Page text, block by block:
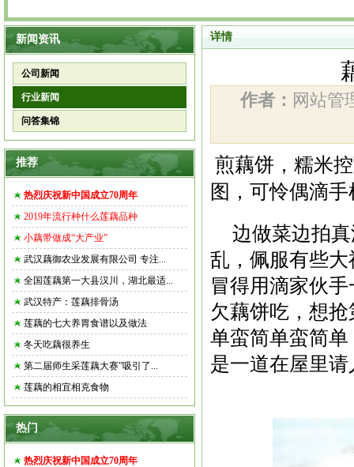
新闻资讯
公司新闻
行业新闻
问答集锦
推荐
热烈庆祝新中国成立70周年
2019年流行种什么莲藕品种
小藕带做成“大产业”
武汉藕御农业发展有限公司 专注...
全国莲藕第一大县汉川，湖北最适...
武汉特产：莲藕排骨汤
莲藕的七大养胃食谱以及做法
冬天吃藕很养生
第二届师生采莲藕大赛”吸引了...
莲藕的相宜相克食物
热门
热烈庆祝新中国成立70周年
详情
作者： 网站
煎藕饼 ，糯米
图，可怜偶滴
边做菜边拍
乱，佩服有些
冒得用滴家伙
欠藕饼吃，想
单蛮简单蛮简
是一道在屋里